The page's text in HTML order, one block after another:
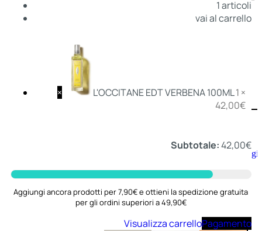
Deo
Aggiungi
1articoli
vai al carrello
× L'OCCITANE EDT VERBENA 100ML1 ×
42,00€
Subtotale:42,00€
Aggiungi ancora prodotti per 7,90€ e ottieni la spedizione gratuita
per gli ordini superiori a 49,90€
Visualizza carrelloPagamento